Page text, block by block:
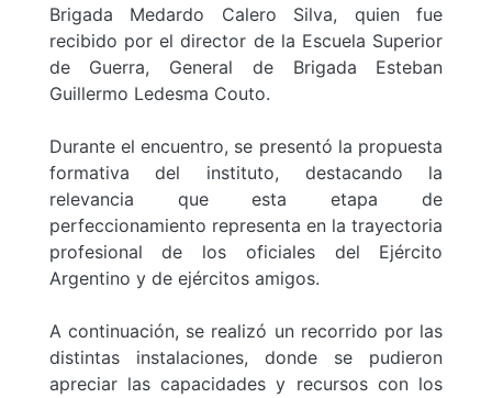
Brigada Medardo Calero Silva, quien fue
recibido por el director de la Escuela Superior
de Guerra, General de Brigada Esteban
Guillermo Ledesma Couto.
Durante el encuentro, se presentó la propuesta
formativa del instituto, destacando la
relevancia que esta etapa de
perfeccionamiento representa en la trayectoria
profesional de los oficiales del Ejército
Argentino y de ejércitos amigos.
A continuación, se realizó un recorrido por las
distintas instalaciones, donde se pudieron
apreciar las capacidades y recursos con los